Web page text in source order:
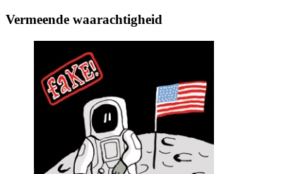
Vermeende waarachtigheid